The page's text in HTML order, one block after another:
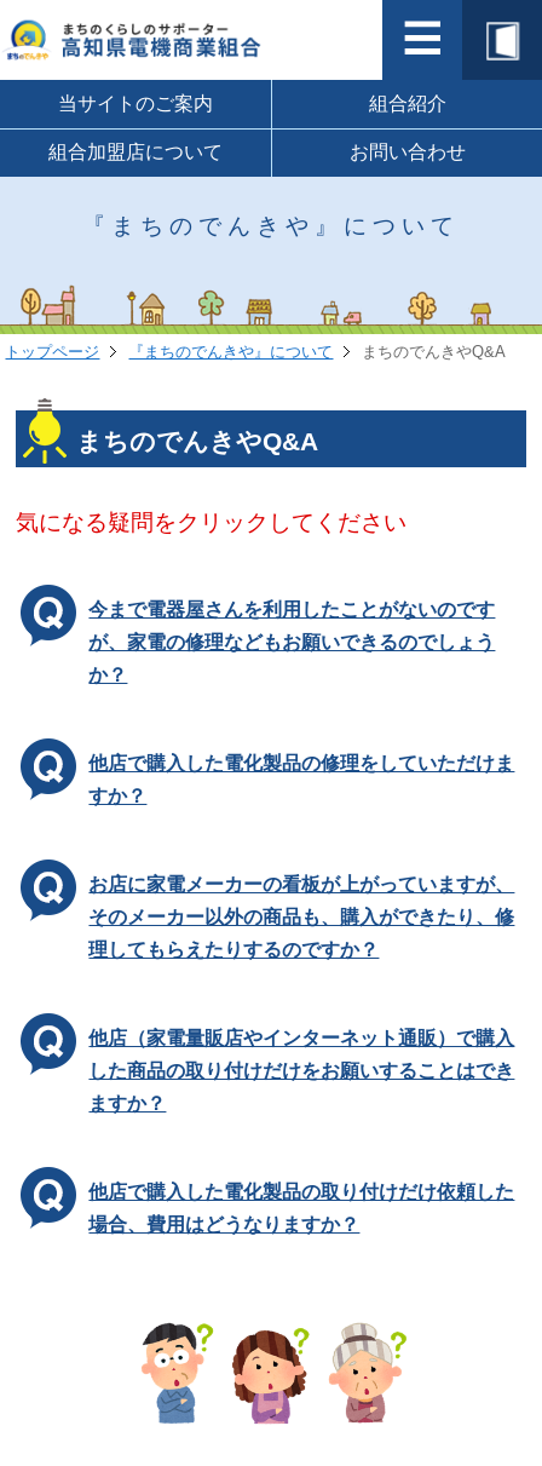
当サイトのご案内 組合紹介
組合加盟店について お問い合わせ
『まちのでんきや』について
トップページ 『まちのでんきや』について まちのでんきやQ&A
まちのでんきやQ&A
気になる疑問をクリックしてください
今まで電器屋さんを利用したことがないのです
が、家電の修理などもお願いできるのでしょう
か？
他店で購入した電化製品の修理をしていただけま
すか？
お店に家電メーカーの看板が上がっていますが、
そのメーカー以外の商品も、購入ができたり、修
理してもらえたりするのですか？
他店（家電量販店やインターネット通販）で購入
した商品の取り付けだけをお願いすることはでき
ますか？
他店で購入した電化製品の取り付けだけ依頼した
場合、費用はどうなりますか？